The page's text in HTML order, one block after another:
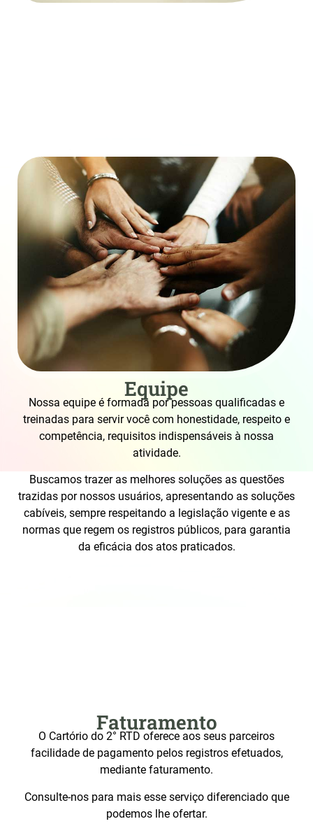
Equipe
Nossa equipe é formada por pessoas qualificadas e
treinadas para servir você com honestidade, respeito e
competência, requisitos indispensáveis à nossa
atividade.
Buscamos trazer as melhores soluções as questões
trazidas por nossos usuários, apresentando as soluções
cabíveis, sempre respeitando a legislação vigente e as
normas que regem os registros públicos, para garantia
da eficácia dos atos praticados.
Faturamento
O Cartório do 2° RTD oferece aos seus parceiros
facilidade de pagamento pelos registros efetuados,
mediante faturamento.
Consulte-nos para mais esse serviço diferenciado que
podemos lhe ofertar.